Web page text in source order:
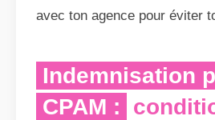
avec ton agence pour éviter
Indemnisation
CPAM :